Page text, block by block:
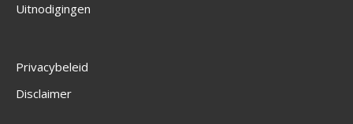
Uitnodigingen
Privacybeleid
Disclaimer